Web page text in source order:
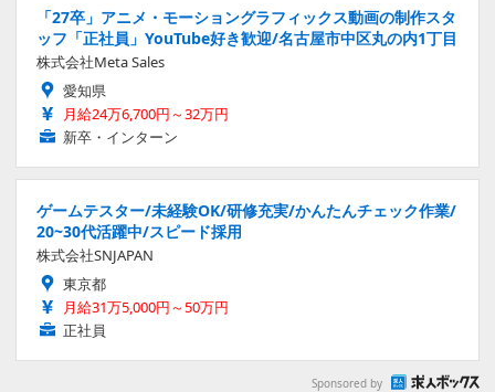
「27卒」アニメ・モーショングラフィックス動画の制作スタ
ッフ「正社員」YouTube好き歓迎/名古屋市中区丸の内1丁目
株式会社Meta Sales
愛知県
月給24万6,700円～32万円
新卒・インターン
ゲームテスター/未経験OK/研修充実/かんたんチェック作業/
20~30代活躍中/スピード採用
株式会社SNJAPAN
東京都
月給31万5,000円～50万円
正社員
Sponsored by